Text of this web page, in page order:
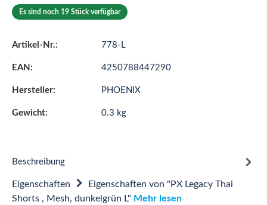
Es sind noch 19 Stück verfügbar
Artikel-Nr.: 778-L
EAN: 4250788447290
Hersteller: PHOENIX
Gewicht: 0.3 kg
Beschreibung
Eigenschaften
Eigenschaften von "PX Legacy Thai
Shorts , Mesh, dunkelgrün L" Mehr lesen